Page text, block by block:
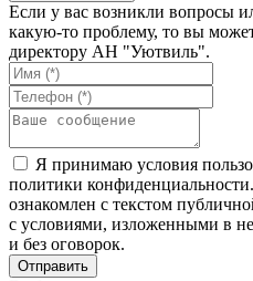
Если у вас возникли вопросы
какую-то проблему, то вы
директору АН "Уютвиль".
Я принимаю условия
политики
ознакомлен с текстом
с условиями, изложенными в
и без оговорок.